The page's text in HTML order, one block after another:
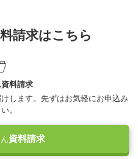
請求はこちら
料請求
します。先ずはお気軽にお申込み
。
資料請求